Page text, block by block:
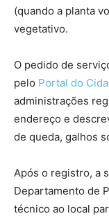
(quando a planta
vegetativo.
O pedido de
pelo Portal do
administrações
endereço e
de queda, galhos
Após o registro, a
Departamento de
técnico ao local